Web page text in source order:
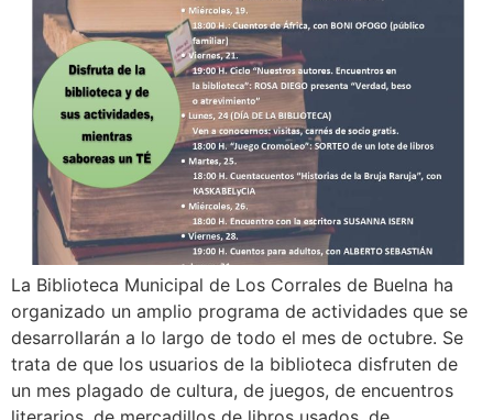
La Biblioteca Municipal de Los Corrales de Buelna ha
organizado un amplio programa de actividades que se
desarrollarán a lo largo de todo el mes de octubre. Se
trata de que los usuarios de la biblioteca disfruten de
un mes plagado de cultura, de juegos, de encuentros